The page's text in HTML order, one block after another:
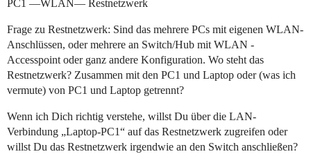
PC1 —WLAN— Restnetzwerk
Frage zu Restnetzwerk: Sind das mehrere PCs mit eigenen WLAN-
Anschlüssen, oder mehrere an Switch/Hub mit WLAN -
Accesspoint oder ganz andere Konfiguration. Wo steht das
Restnetzwerk? Zusammen mit den PC1 und Laptop oder (was ich
vermute) von PC1 und Laptop getrennt?
Wenn ich Dich richtig verstehe, willst Du über die LAN-
Verbindung „Laptop-PC1“ auf das Restnetzwerk zugreifen oder
willst Du das Restnetzwerk irgendwie an den Switch anschließen?